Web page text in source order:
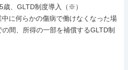
歳、GLTD制度導入（※）
に何らかの傷病で働けなくなった場
間、所得の一部を補償するGLTD制